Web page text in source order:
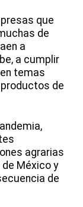
que
de
a
a cumplir
temas
de
agrarias
México y
de